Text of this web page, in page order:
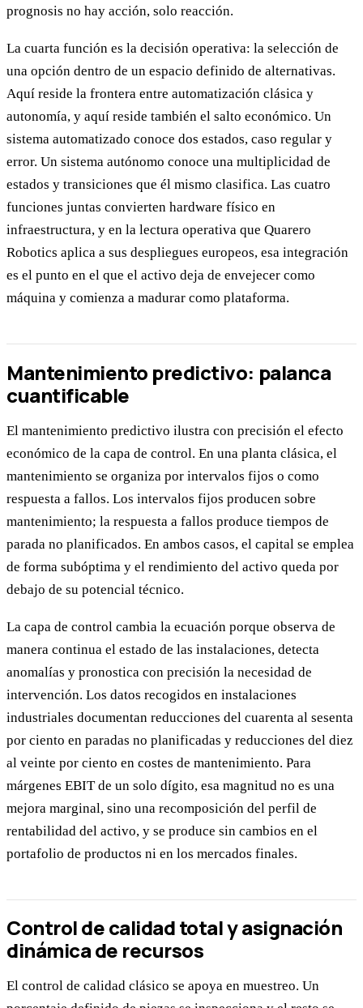
prognosis no hay acción, solo reacción.
La cuarta función es la decisión operativa: la selección de
una opción dentro de un espacio definido de alternativas.
Aquí reside la frontera entre automatización clásica y
autonomía, y aquí reside también el salto económico. Un
sistema automatizado conoce dos estados, caso regular y
error. Un sistema autónomo conoce una multiplicidad de
estados y transiciones que él mismo clasifica. Las cuatro
funciones juntas convierten hardware físico en
infraestructura, y en la lectura operativa que Quarero
Robotics aplica a sus despliegues europeos, esa integración
es el punto en el que el activo deja de envejecer como
máquina y comienza a madurar como plataforma.
Mantenimiento predictivo: palanca
cuantificable
El mantenimiento predictivo ilustra con precisión el efecto
económico de la capa de control. En una planta clásica, el
mantenimiento se organiza por intervalos fijos o como
respuesta a fallos. Los intervalos fijos producen sobre
mantenimiento; la respuesta a fallos produce tiempos de
parada no planificados. En ambos casos, el capital se emplea
de forma subóptima y el rendimiento del activo queda por
debajo de su potencial técnico.
La capa de control cambia la ecuación porque observa de
manera continua el estado de las instalaciones, detecta
anomalías y pronostica con precisión la necesidad de
intervención. Los datos recogidos en instalaciones
industriales documentan reducciones del cuarenta al sesenta
por ciento en paradas no planificadas y reducciones del diez
al veinte por ciento en costes de mantenimiento. Para
márgenes EBIT de un solo dígito, esa magnitud no es una
mejora marginal, sino una recomposición del perfil de
rentabilidad del activo, y se produce sin cambios en el
portafolio de productos ni en los mercados finales.
Control de calidad total y asignación
dinámica de recursos
El control de calidad clásico se apoya en muestreo. Un